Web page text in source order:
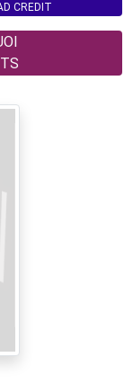
CREDIT